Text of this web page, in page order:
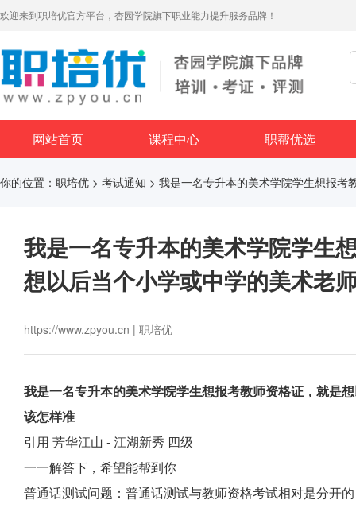
欢迎来到职培优官方平台，杏园学院旗下职业能力提升服务品牌！
网站首页 课程中心 职帮优选
你的位置： 职培优 > 考试通知 > 我是一名专升本的美术学院学生想报考
我是一名专升本的美术学院学生
想以后当个小学或中学的美术老
https://www.zpyou.cn | 职培优
我是一名专升本的美术学院学生想报考教师资格证，就是
该怎样准
引用 芳华江山 - 江湖新秀 四级
一一解答下，希望能帮到你
普通话测试问题：普通话测试与教师资格考试相对是分开